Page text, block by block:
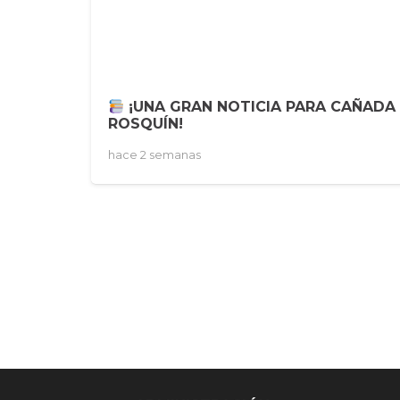
¡UNA GRAN NOTICIA PARA CAÑADA
ROSQUÍN!
hace 2 semanas